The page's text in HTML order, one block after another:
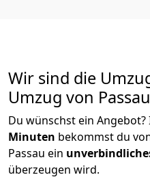
Wir sind die
Umzug von
Du wünschst ein
Minuten bekommst du
Passau ein
überzeugen wird.